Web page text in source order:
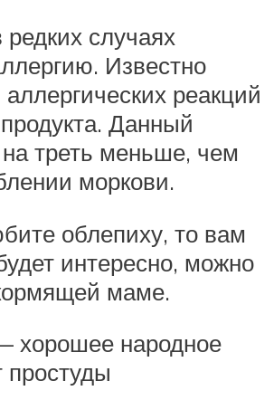
случаях
Известно
реакций
Данный
на треть меньше, чем
моркови.
облепиху, то вам
интересно, можно
маме.
хорошее народное
простуды